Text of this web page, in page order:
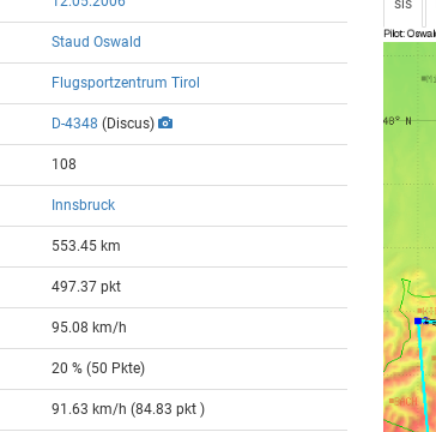
Staud Oswald
Flugsportzentrum Tirol
D-4348 (Discus)
108
Innsbruck
553.45 km
497.37 pkt
95.08 km/h
20 % (50 Pkte)
91.63 km/h (84.83 pkt )